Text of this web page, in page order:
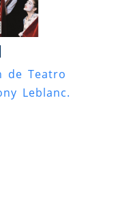
de Teatro
Leblanc.